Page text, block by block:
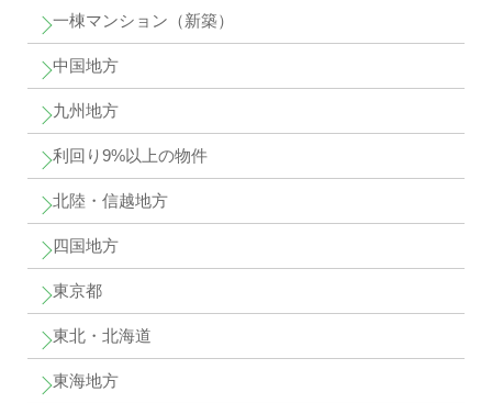
一棟マンション（新築）
中国地方
九州地方
利回り9%以上の物件
北陸・信越地方
四国地方
東京都
東北・北海道
東海地方